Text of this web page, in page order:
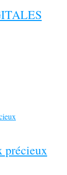
précieux